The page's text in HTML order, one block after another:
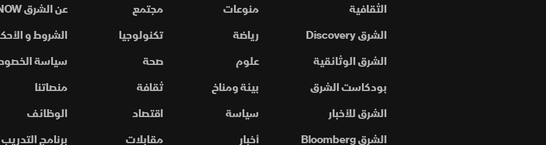
الثقافية
الشرق Discovery
الشرق الوثائقية
بودكاست الشرق
الشرق للأخبار
الشرق Bloomberg
منوعات
مجتمع
رياضة
تكنولوجيا
علوم
صحة
بيئة ومناخ
ثقافة
سياسة
اقتصاد
أخبار
مقابلات
عن الشرق NOW
الشروط و
سياسة
منصاتنا
الوظائف
برنامج التدريب